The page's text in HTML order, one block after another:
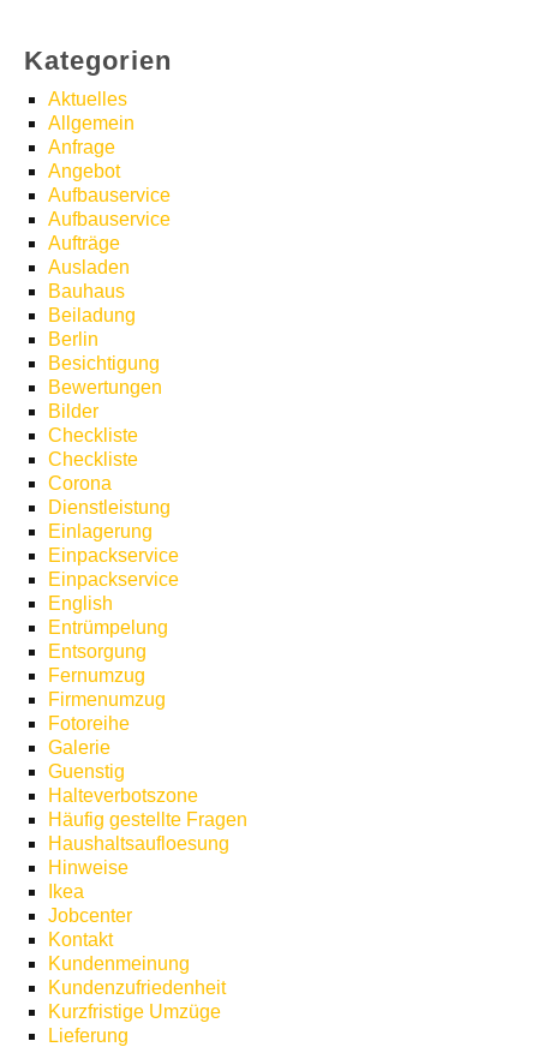
Kategorien
Aktuelles
Allgemein
Anfrage
Angebot
Aufbauservice
Aufbauservice
Aufträge
Ausladen
Bauhaus
Beiladung
Berlin
Besichtigung
Bewertungen
Bilder
Checkliste
Checkliste
Corona
Dienstleistung
Einlagerung
Einpackservice
Einpackservice
English
Entrümpelung
Entsorgung
Fernumzug
Firmenumzug
Fotoreihe
Galerie
Guenstig
Halteverbotszone
Häufig gestellte Fragen
Haushaltsaufloesung
Hinweise
Ikea
Jobcenter
Kontakt
Kundenmeinung
Kundenzufriedenheit
Kurzfristige Umzüge
Lieferung